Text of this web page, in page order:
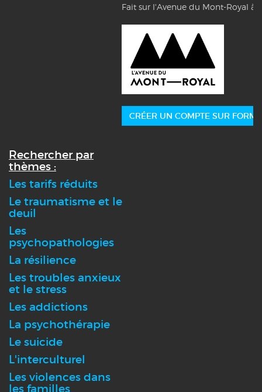
Fait sur l'Avenue du Mont-Royal à
CRÉER UN COMPTE SUR
Rechercher par
thèmes :
Les tarifs réduits
Le traumatisme et le
deuil
Les
psychopathologies
La résilience
Les troubles anxieux
et le stress
Les addictions
La psychothérapie
Le suicide
L'interculturel
Les violences dans
les familles